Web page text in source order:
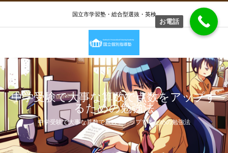
国立市学習塾・総合型選抜・英検
中学受験で大事な算数で点数をアップす
るための勉強法
中学受験で大事な算数で点数をアップするための勉強法
お電話